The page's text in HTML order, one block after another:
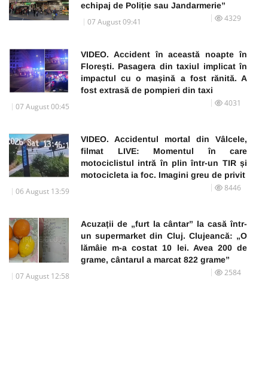
echipaj de Poliție sau Jandarmerie”
07 August 09:41 4329
VIDEO. Accident în această noapte în
Florești. Pasagera din taxiul implicat în
impactul cu o mașină a fost rănită. A
fost extrasă de pompieri din taxi
07 August 00:45 4031
VIDEO. Accidentul mortal din Vâlcele,
filmat LIVE: Momentul în care
motociclistul intră în plin într-un TIR și
motocicleta ia foc. Imagini greu de privit
06 August 13:59 8446
Acuzații de „furt la cântar” la casă într-
un supermarket din Cluj. Clujeancă: „O
lămâie m-a costat 10 lei. Avea 200 de
grame, cântarul a marcat 822 grame”
07 August 12:58 2584